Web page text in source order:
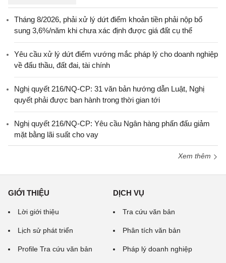
Tháng 8/2026, phải xử lý dứt điểm khoản tiền phải nộp bổ
sung 3,6%/năm khi chưa xác định được giá đất cụ thể
Yêu cầu xử lý dứt điểm vướng mắc pháp lý cho doanh nghiệp
về đấu thầu, đất đai, tài chính
Nghị quyết 216/NQ-CP: 31 văn bản hướng dẫn Luật, Nghị
quyết phải được ban hành trong thời gian tới
Nghị quyết 216/NQ-CP: Yêu cầu Ngân hàng phấn đấu giảm
mặt bằng lãi suất cho vay
Xem thêm
GIỚI THIỆU
Lời giới thiệu
Lịch sử phát triển
Profile Tra cứu văn bản
DỊCH VỤ
Tra cứu văn bản
Phân tích văn bản
Pháp lý doanh nghiệp